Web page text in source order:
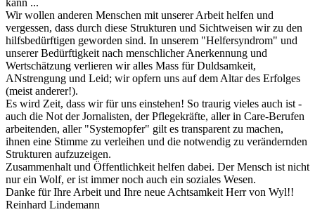
kann ...
Wir wollen anderen Menschen mit unserer Arbeit helfen und
vergessen, dass durch diese Strukturen und Sichtweisen wir zu den
hilfsbedürftigen geworden sind. In unserem "Helfersyndrom" und
unserer Bedürftigkeit nach menschlicher Anerkennung und
Wertschätzung verlieren wir alles Mass für Duldsamkeit,
ANstrengung und Leid; wir opfern uns auf dem Altar des Erfolges
(meist anderer!).
Es wird Zeit, dass wir für uns einstehen! So traurig vieles auch ist -
auch die Not der Jornalisten, der Pflegekräfte, aller in Care-Berufen
arbeitenden, aller "Systemopfer" gilt es transparent zu machen,
ihnen eine Stimme zu verleihen und die notwendig zu verändernden
Strukturen aufzuzeigen.
Zusammenhalt und Öffentlichkeit helfen dabei. Der Mensch ist nicht
nur ein Wolf, er ist immer noch auch ein soziales Wesen.
Danke für Ihre Arbeit und Ihre neue Achtsamkeit Herr von Wyl!!
Reinhard Lindemann